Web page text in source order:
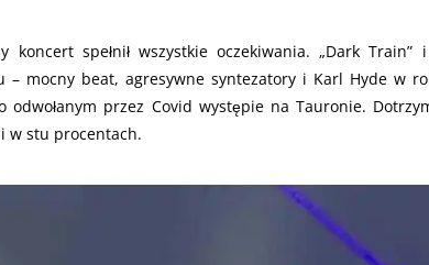
koncert spełnił wszystkie oczekiwania. „Dark Train”
– mocny beat, agresywne syntezatory i Karl Hyde w
odwołanym przez Covid występie na Tauronie.
w stu procentach.